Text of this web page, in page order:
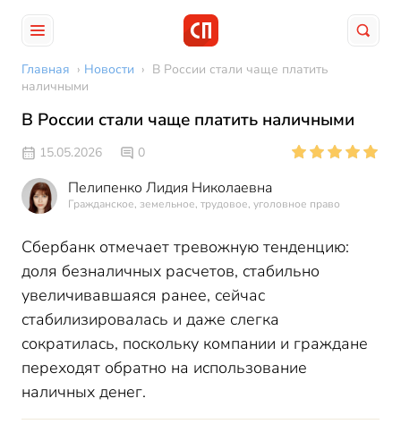
Главная › Новости › В России стали чаще платить
наличными
В России стали чаще платить наличными
15.05.2026 0
Пелипенко Лидия Николаевна
Гражданское, земельное, трудовое, уголовное право
Сбербанк отмечает тревожную тенденцию:
доля безналичных расчетов, стабильно
увеличивавшаяся ранее, сейчас
стабилизировалась и даже слегка
сократилась, поскольку компании и граждане
переходят обратно на использование
наличных денег.